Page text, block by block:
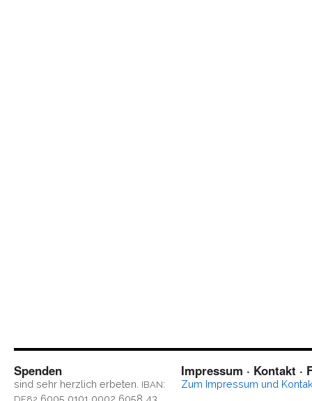
Spenden
sind sehr herz­lich erbe­ten. IBAN:
6005 0101 0002 6058 43
Impressum · Kontakt ·
Zum Impres­sum und